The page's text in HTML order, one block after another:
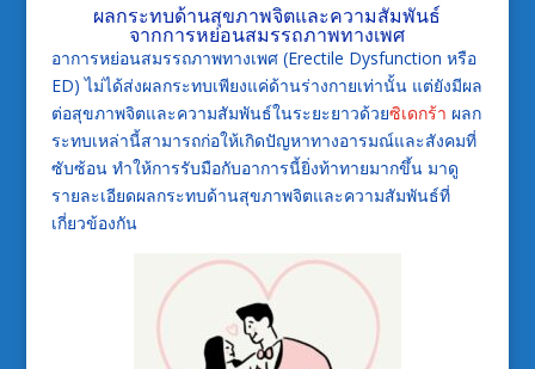
ผลกระทบด้านสุขภาพจิตและความสัมพันธ์
จากการหย่อนสมรรถภาพทางเพศ
อาการหย่อนสมรรถภาพทางเพศ (Erectile Dysfunction หรือ
ED) ไม่ได้ส่งผลกระทบเพียงแค่ด้านร่างกายเท่านั้น แต่ยังมีผล
ต่อสุขภาพจิตและความสัมพันธ์ในระยะยาวด้วยซิเดกร้า ผลก
ระทบเหล่านี้สามารถก่อให้เกิดปัญหาทางอารมณ์และสังคมที่
ซับซ้อน ทำให้การรับมือกับอาการนี้ยิ่งท้าทายมากขึ้น มาดู
รายละเอียดผลกระทบด้านสุขภาพจิตและความสัมพันธ์ที่
เกี่ยวข้องกัน